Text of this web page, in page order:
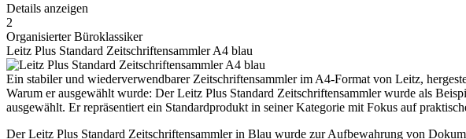
Details anzeigen
2
Organisierter Büroklassiker
Leitz Plus Standard Zeitschriftensammler A4 blau
Ein stabiler und wiederverwendbarer Zeitschriftensammler im A4-Format von Leitz,
Warum er ausgewählt wurde: Der Leitz Plus Standard Zeitschriftensammler wurde als
ausgewählt. Er repräsentiert ein Standardprodukt in seiner Kategorie mit Fokus auf
Der Leitz Plus Standard Zeitschriftensammler in Blau wurde zur Aufbewahrung von